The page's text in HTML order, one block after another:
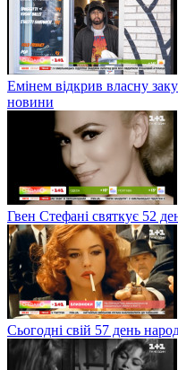
Емінем відкрив власну
новини
Гвен Стефані святкує 52
Сьогодні свій 57 день